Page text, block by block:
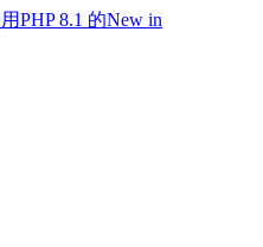
PHP 8.1 的New in